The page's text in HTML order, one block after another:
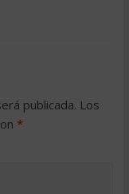
publicada. Los
*